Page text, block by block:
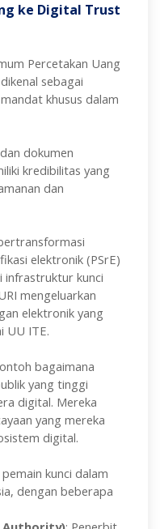
ke Digital Trust
Percetakan Uang
sebagai
khusus dalam
dokumen
kredibilitas yang
dan
elektronik (PSrE)
infrastruktur kunci
mengeluarkan
elektronik yang
UU ITE.
bagaimana
yang tinggi
digital. Mereka
yang mereka
digital.
kunci dalam
dengan beberapa